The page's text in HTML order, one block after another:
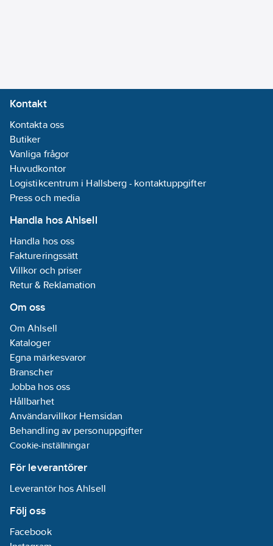
pumpmodul MR med
tank 1500/2000 L,
utomhusplacering.
Värmebärare separat
pumpstation på
förfrågan.
Kyleffekter är angivna
vid
till 7°C, vatten till
kondensor från 15°C
till 35°C.
Genomsnittlig
ljudtrycksnivå uppmätt
enligt ISO 3744.
För Clint sker
registrering av
igångkörningsprotokoll
digitalt, länk till
registreringssidan
genereras vid
försäljning. För mer
information hör med
Materialklass
Kontakt
Kontakta oss
Butiker
Vanliga frågor
Huvudkontor
Logistikcentrum i Hallsberg - kontaktuppgifter
Press och media
Handla hos Ahlsell
Handla hos oss
Faktureringssätt
Villkor och priser
Retur & Reklamation
Om oss
Om Ahlsell
Kataloger
Egna märkesvaror
Branscher
Jobba hos oss
Hållbarhet
Användarvillkor Hemsidan
Behandling av personuppgifter
Cookie-inställningar
För leverantörer
Leverantör hos Ahlsell
Följ oss
Facebook